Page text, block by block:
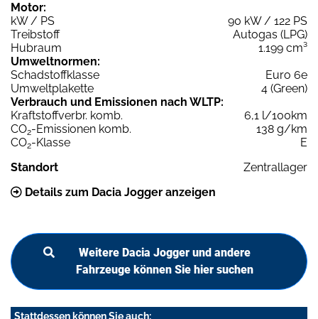
Motor:
kW / PS
90 kW / 122 PS
Treibstoff
Autogas (LPG)
Hubraum
1.199 cm³
Umweltnormen:
Schadstoffklasse
Euro 6e
Umweltplakette
4 (Green)
Verbrauch und Emissionen nach WLTP:
Kraftstoffverbr. komb.
6,1 l/100km
CO2-Emissionen komb.
138 g/km
CO2-Klasse
E
Standort
Zentrallager
Details zum Dacia Jogger anzeigen
Weitere Dacia Jogger und andere
Fahrzeuge können Sie hier suchen
Stattdessen können Sie auch: